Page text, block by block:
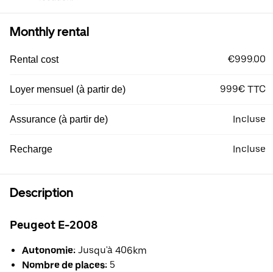
Monthly rental
Rental cost €999.00
Loyer mensuel (à partir de) 999€ TTC
Assurance (à partir de) Incluse
Recharge Incluse
Description
Peugeot E-2008
Autonomie: Jusqu'à 406km
Nombre de places: 5